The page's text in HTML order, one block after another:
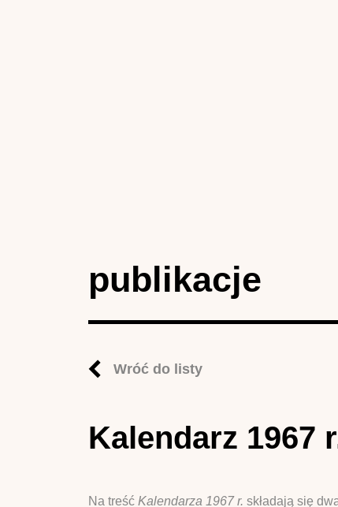
publikacje
Wróć do listy
Kalendarz 1967
Na treść Kalendarza 1967 r. składają się